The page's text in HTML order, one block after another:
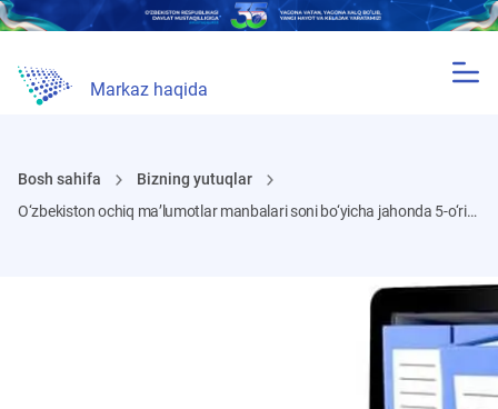
Markaz haqida
Bosh sahifa
Bizning yutuqlar
O‘zbekiston ochiq ma’lumotlar manbalari soni bo‘yicha jahonda 5-o‘rinni egalladi